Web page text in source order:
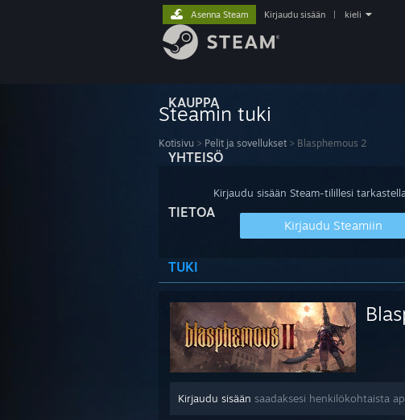
KAUPPA
YHTEISÖ
TIETOA
TUKI
Asenna Steam Kirjaudu sisään kieli
Steamin tuki
Kotisivu > Pelit ja sovellukset > Blasphemous 2
Kirjaudu sisään Steam-tilillesi
Kirjaudu Steamiin
Kirjaudu sisään saadaksesi henkilökohtaista